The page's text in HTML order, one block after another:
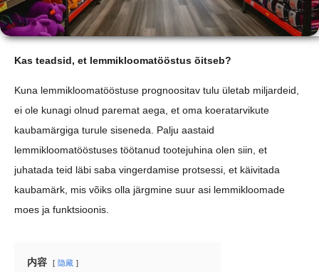
Kas teadsid, et lemmikloomatööstus õitseb?
Kuna lemmikloomatööstuse prognoositav tulu ületab miljardeid,
ei ole kunagi olnud paremat aega, et oma koeratarvikute
kaubamärgiga turule siseneda. Palju aastaid
lemmikloomatööstuses töötanud tootejuhina olen siin, et
juhatada teid läbi saba vingerdamise protsessi, et käivitada
kaubamärk, mis võiks olla järgmine suur asi lemmikloomade
moes ja funktsioonis.
内容 隐藏